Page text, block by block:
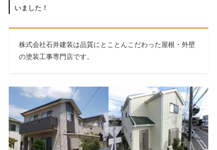
いました！
株式会社石井建装は品質にとことんこだわった屋根・外壁
の塗装工事専門店です。